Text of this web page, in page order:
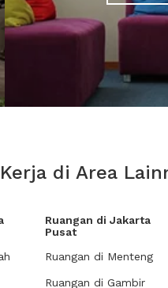
di Area
Ruangan di Jakarta
Pusat
Ruangan di Menteng
Ruangan di Gambir